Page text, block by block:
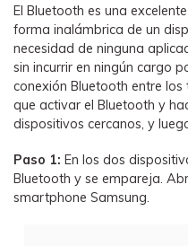
El Bluetooth es una
forma inalámbrica de un
necesidad de ninguna
sin incurrir en ningún cargo
conexión Bluetooth entre
que activar el Bluetooth y
dispositivos cercanos, y
Paso 1: En los dos
Bluetooth y se empareja.
smartphone Samsung.